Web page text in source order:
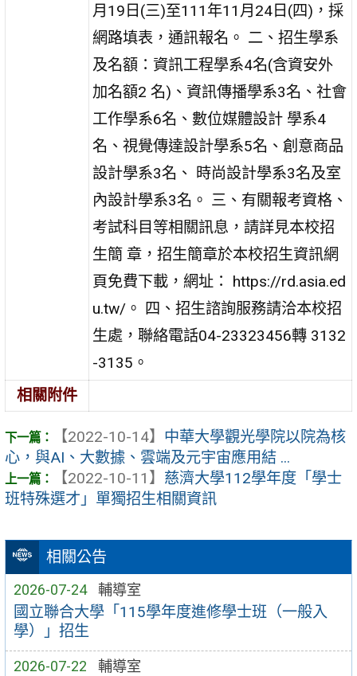
相關公告
2026-07-24 輔導室
國立聯合大學「115學年度進修學士班（一般入
學）」招生
2026-07-22 輔導室
月19日(三)至111年11月24日(四)，採
網路填表，通訊報名。 二、招生學系
及名額：資訊工程學系4名(含資安外
加名額2 名)、資訊傳播學系3名、社會
工作學系6名、數位媒體設計 學系4
名、視覺傳達設計學系5名、創意商品
設計學系3名、 時尚設計學系3名及室
內設計學系3名。 三、有關報考資格、
考試科目等相關訊息，請詳見本校招
生簡 章，招生簡章於本校招生資訊網
頁免費下載，網址： https://rd.asia.ed
u.tw/。 四、招生諮詢服務請洽本校招
生處，聯絡電話04-23323456轉 3132
-3135。
相關附件
【2022-10-14】 中華大學觀光學院以院為核
心，與AI、大數據、雲端及元宇宙應用結 ...
【2022-10-11】 慈濟大學112學年度「學士
班特殊選才」單獨招生相關資訊